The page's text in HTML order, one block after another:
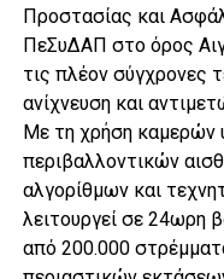
Προστασίας και
ΠεΣυΔΑΠ στο όρος
τις πλέον σύγχρονες
ανίχνευση και
Με τη χρήση καμερών
περιβαλλοντικών
αλγορίθμων και
λειτουργεί σε 24ωρη
από 200.000